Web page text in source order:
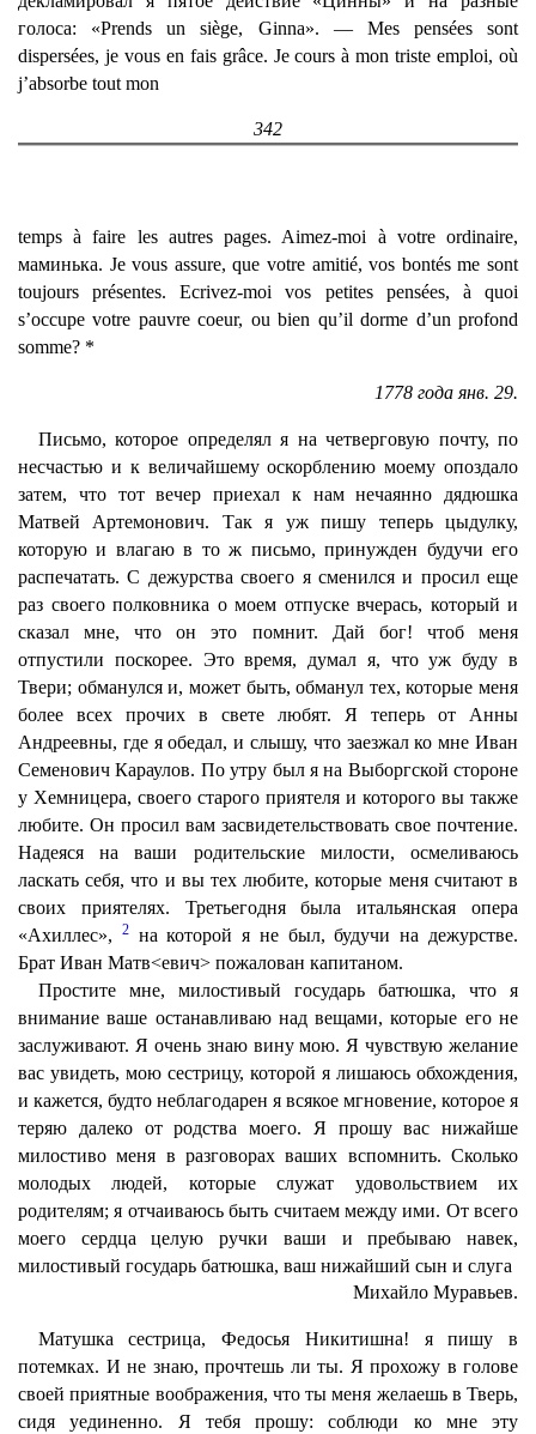
голоса: «Prends un siège, Ginna». — Mes pensées sont
dispersées, je vous en fais grâce. Je cours à mon triste emploi, où
j’absorbe tout mon
342
temps à faire les autres pages. Aimez-moi à votre ordinaire,
маминька. Je vous assure, que votre amitié, vos bontés me sont
toujours présentes. Ecrivez-moi vos petites pensées, à quoi
s’occupe votre pauvre coeur, ou bien qu’il dorme d’un profond
somme? *
1778 года янв. 29.
Письмо, которое определял я на четверговую почту, по
несчастью и к величайшему оскорблению моему опоздало
затем, что тот вечер приехал к нам нечаянно дядюшка
Матвей Артемонович. Так я уж пишу теперь цыдулку,
которую и влагаю в то ж письмо, принужден будучи его
распечатать. С дежурства своего я сменился и просил еще
раз своего полковника о моем отпуске вчерась, который и
сказал мне, что он это помнит. Дай бог! чтоб меня
отпустили поскорее. Это время, думал я, что уж буду в
Твери; обманулся и, может быть, обманул тех, которые меня
более всех прочих в свете любят. Я теперь от Анны
Андреевны, где я обедал, и слышу, что заезжал ко мне Иван
Семенович Караулов. По утру был я на Выборгской стороне
у Хемницера, своего старого приятеля и которого вы также
любите. Он просил вам засвидетельствовать свое почтение.
Надеяся на ваши родительские милости, осмеливаюсь
ласкать себя, что и вы тех любите, которые меня считают в
своих приятелях. Третьегодня была итальянская опера
«Ахиллес»,
2на которой я не был, будучи на дежурстве.
Брат Иван Матв<евич> пожалован капитаном.
Простите мне, милостивый государь батюшка, что я
внимание ваше останавливаю над вещами, которые его не
заслуживают. Я очень знаю вину мою. Я чувствую желание
вас увидеть, мою сестрицу, которой я лишаюсь обхождения,
и кажется, будто неблагодарен я всякое мгновение, которое я
теряю далеко от родства моего. Я прошу вас нижайше
милостиво меня в разговорах ваших вспомнить. Сколько
молодых людей, которые служат удовольствием их
родителям; я отчаиваюсь быть считаем между ими. От всего
моего сердца целую ручки ваши и пребываю навек,
милостивый государь батюшка, ваш нижайший сын и слуга
Михайло Муравьев.
Матушка сестрица, Федосья Никитишна! я пишу в
потемках. И не знаю, прочтешь ли ты. Я прохожу в голове
своей приятные воображения, что ты меня желаешь в Тверь,
сидя уединенно. Я тебя прошу: соблюди ко мне эту